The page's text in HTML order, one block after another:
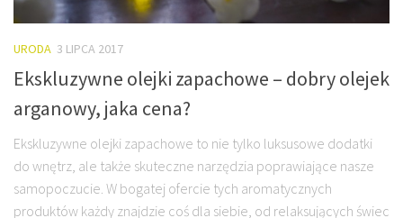
URODA 3 LIPCA 2017
Ekskluzywne olejki zapachowe – dobry olejek
arganowy, jaka cena?
Ekskluzywne olejki zapachowe to nie tylko luksusowe dodatki
do wnętrz, ale także skuteczne narzędzia poprawiające nasze
samopoczucie. W bogatej ofercie tych aromatycznych
produktów każdy znajdzie coś dla siebie, od relaksujących świec